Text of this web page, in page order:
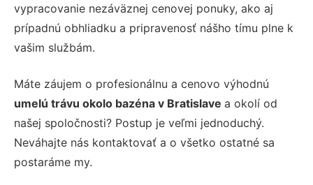
vypracovanie nezáväznej cenovej ponuky, ako aj
prípadnú obhliadku a pripravenosť nášho tímu plne k
vašim službám.
Máte záujem o profesionálnu a cenovo výhodnú
umelú trávu okolo bazéna v Bratislave a okolí od
našej spoločnosti? Postup je veľmi jednoduchý.
Neváhajte nás kontaktovať a o všetko ostatné sa
postaráme my.